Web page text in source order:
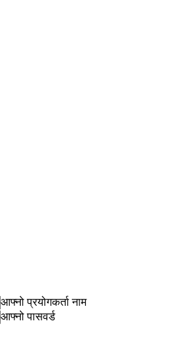
आफ्नो प्रयोगकर्ता नाम
आफ्नो पासवर्ड